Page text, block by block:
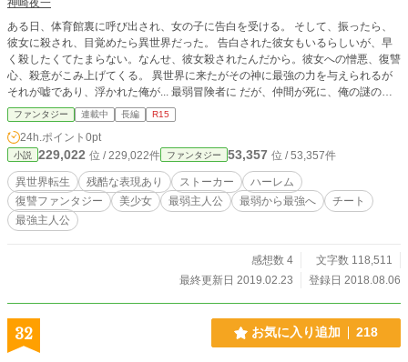
神崎夜一
ある日、体育館裏に呼び出され、女の子に告白を受ける。 そして、振ったら、
彼女に殺され、目覚めたら異世界だった。 告白された彼女もいるらしいが、早
く殺したくてたまらない。なんせ、彼女殺されたんだから。彼女への憎悪、復讐
心、殺意がこみ上げてくる。 異世界に来たがその神に最強の力を与えられるが
それが嘘であり、浮かれた俺が... 最弱冒険者に だが、仲間が死に、俺の謎の復
讐の力が芽生え、Sランクの敵を倒してしまう。 そして、冒険者ギルドでステー
タスを確認してもらうと... 佐藤 竜二 １７歳 男 レベル：80 職業：勇者
攻撃：６００ 防御：５２３ 敏捷：５８９ 魔力：７４２ 魔攻：７４３
魔防：７９８ スキル：言語理解・全属性魔法Lv７・剣術Lv９・魔力操作Lv
８・魔力回復Lv９・自動治癒Lv8・全属性耐性・氷魔法Lv１０ ステータスは１
０００が上限でレベルは１０がMAXなので最強になってしまった。 そこから竜
二は仲間を殺した神と俺を殺した彼女を殺しに行く。 ※お気に入り登録よろし
くお願いします。書くやる気が出ます😂
ファンタジー 連載中 長編 R15
24h.ポイント 0pt
小説 229,022 位 / 229,022件 ファンタジー 53,357 位 / 53,357件
異世界転生 残酷な表現あり ストーカー
ハーレム
復讐ファンタジー
美少女 最弱主人公 最弱から最強へ
チート
最強主人公
感想数 4
文字数 118,511
最終更新日 2019.02.23
登録日 2018.08.06
32 お気に入り追加 218